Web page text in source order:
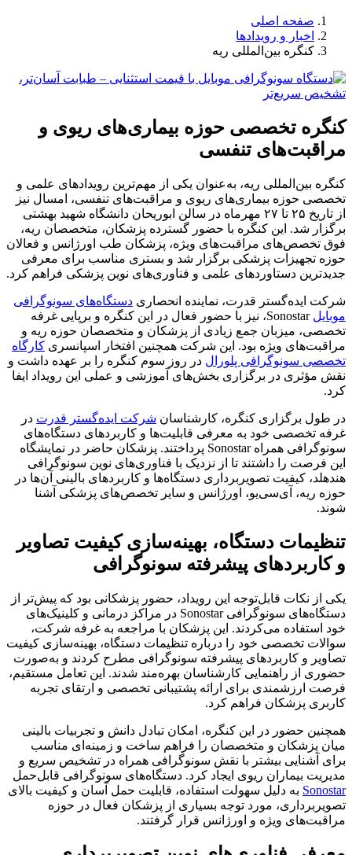
صفحه اصلی
اخبار و رویدادها
کنگره بین‌المللی ریه
کنگره تخصصی حوزه بیماری‌های ریوی و
مراقبت‌های تنفسی
کنگره بین‌المللی ریه، به‌عنوان یکی از مهم‌ترین رویدادهای علمی و
تخصصی حوزه بیماری‌های ریوی و مراقبت‌های تنفسی، امسال نیز
از تاریخ ۲۵ تا ۲۷ مهرماه در سالن ابوریحان دانشگاه شهید بهشتی
برگزار شد. این کنگره با حضور گسترده پزشکان، متخصصان ریه،
فوق تخصص‌های مراقبت‌های ویژه، پزشکان طب اورژانس و فعالان
حوزه تجهیزات پزشکی برگزار شد و بستری مناسب برای معرفی
جدیدترین دستاوردهای علمی و فناوری‌های نوین پزشکی فراهم کرد.
شرکت ایده‌گستر قدرت، نماینده انحصاری دستگاه‌های سونوگرافی
موبایل
Sonostar، نیز با حضور فعال در این کنگره و برپایی غرفه
تخصصی، میزبان جمع زیادی از پزشکان و متخصصان حوزه ریه و
مراقبت‌های ویژه بود. این شرکت همچنین افتخار اسپانسری کارگاه
تخصصی سونوگرافی پلورال در روز سوم کنگره را بر عهده داشت و
نقش مؤثری در برگزاری بخش‌های آموزشی و عملی این رویداد ایفا
کرد.
در طول برگزاری کنگره، کارشناسان شرکت ایده‌گستر قدرت در
غرفه تخصصی خود به معرفی قابلیت‌ها و کاربردهای دستگاه‌های
سونوگرافی همراه Sonostar پرداختند. پزشکان حاضر در نمایشگاه
این فرصت را داشتند تا از نزدیک با فناوری‌های نوین سونوگرافی
هندهلد، کیفیت تصویربرداری دستگاه‌ها و کاربردهای بالینی آن‌ها در
حوزه ریه، آی‌سی‌یو، اورژانس و سایر تخصص‌های پزشکی آشنا
شوند.
تنظیمات دستگاه، بهینه‌سازی کیفیت تصاویر
و کاربردهای پیشرفته سونوگرافی
یکی از نکات قابل‌توجه این رویداد، حضور پزشکانی بود که پیش‌تر از
دستگاه‌های سونوگرافی Sonostar در مراکز درمانی و کلینیک‌های
خود استفاده می‌کردند. این پزشکان با مراجعه به غرفه شرکت،
سوالات تخصصی خود را درباره تنظیمات دستگاه، بهینه‌سازی کیفیت
تصاویر و کاربردهای پیشرفته سونوگرافی مطرح کردند و به‌صورت
حضوری از راهنمایی کارشناسان بهره‌مند شدند. این تعامل مستقیم،
فرصت ارزشمندی برای ارائه پشتیبانی تخصصی و ارتقای تجربه
کاربری پزشکان فراهم کرد.
همچنین حضور در این کنگره، امکان تبادل دانش و تجربیات بالینی
میان پزشکان و متخصصان را فراهم ساخت و زمینه‌ای مناسب
برای آشنایی بیشتر با نقش سونوگرافی همراه در تشخیص سریع و
مدیریت بیماران ریوی ایجاد کرد. دستگاه‌های سونوگرافی قابل‌حمل
Sonostar به دلیل سهولت استفاده، قابلیت حمل آسان و کیفیت بالای
تصویربرداری، مورد توجه بسیاری از پزشکان فعال در حوزه
مراقبت‌های ویژه و اورژانس قرار گرفتند.